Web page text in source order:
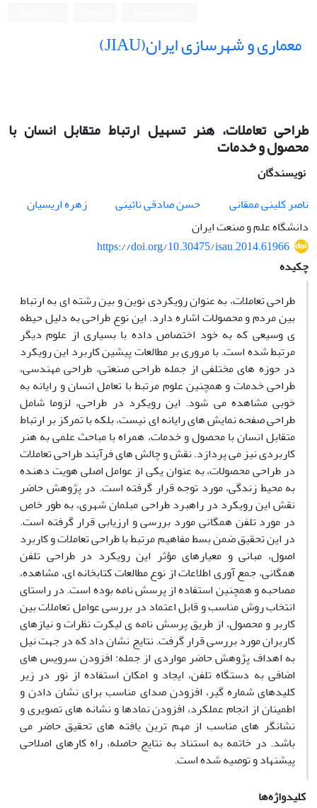
معماری و شهرسازی ایران(JIAU)
طراحی تعاملات، هنر تسهیل ارتباط متقابل انسان با
محصول و خدمات
نویسندگان
ناصر کلینی ممقانی
حسن صادقی نائینی
زهره اریسیان
دانشگاه علم و صنعت ایران
https://doi.org/10.30475/isau.2014.61966
چکیده
طراحی تعاملات، به عنوان رویکردی نوین و بین رشته ای به ارتباط
بین مردم و محصولات اشاره دارد. این نوع طراحی به دلیل حیطه
ی وسیعی که به خود اختصاص داده با بسیاری از علوم دیگر
مرتبط شده است. با مروری بر مطالعات پیشین کاربرد این رویکرد
در حوزه های مختلفی از جمله طراحی صنعتی، طراحی مهندسی،
طراحی خدمات و همچنین علوم مرتبط با تعامل انسان و رایانه به
خوبی مشاهده می شود. این رویکرد در طراحی، لزوما شامل
طراحی صفحه نمایش های رایانه ای نیست، بلکه با تمرکز بر ارتباط
متقابل انسان با محصول و خدمات، همراه با مباحث علمی به هنر
کاربردی نیز می پردازد. نقش و چالش های فرآیند طراحی تعاملات
در طراحی محصولات، به عنوان یکی از عوامل اصلی هویت دهنده
به محیط زندگی، مورد توجه قرار گرفته است. در پژوهش حاضر
نقش این رویکرد در راهبرد طراحی مبلمان شهری، به طور خاص
در مورد تلفن همگانی مورد بررسی و ارزیابی قرار گرفته است.
در این تحقیق ضمن بسط مفاهیم مرتبط با طراحی تعاملات و کاربرد
اصول، مبانی و معیارهای مؤثر این رویکرد در طراحی تلفن
همگانی، جمع آوری اطلاعات از نوع مطالعات کتابخانه ای، مشاهده،
مصاحبه و همچنین استفاده از پرسش نامه بوده است. در راستای
انتخاب روش مناسب و قابل اعتماد در بررسی عوامل تعاملات بین
کاربر و محصول، از طریق پرسش نامه ی لیکرت نظرات و نیازهای
کاربران مورد بررسی قرار گرفت. نتایج نشان داد که در جهت نیل
به اهداف پژوهش حاضر مواردی از جمله: افزودن سرویس های
اضافی به دستگاه تلفن، ایجاد و امکان استفاده از نور در زیر
کلیدهای شماره گیر، افزودن صدای مناسب برای نشان دادن و
اطمینان از انجام عملکرد، افزودن نمادها و نشانه های تصویری و
نشانگر های مناسب از مهم ترین یافته های تحقیق حاضر می
باشد. در خاتمه به استناد به نتایج حاصله، راه کارهای اصلاحی
پیشنهاد و توصیه شده است.
کلیدواژه‌ها